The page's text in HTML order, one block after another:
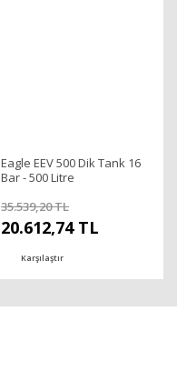
Eagle EEV 500 Dik Tank 16
Bar - 500 Litre
35.539,20 TL
20.612,74 TL
Karşılaştır